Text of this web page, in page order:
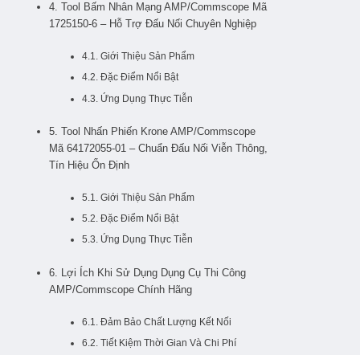
4. Tool Bấm Nhân Mạng AMP/Commscope Mã
1725150-6 – Hỗ Trợ Đấu Nối Chuyên Nghiệp
4.1. Giới Thiệu Sản Phẩm
4.2. Đặc Điểm Nổi Bật
4.3. Ứng Dụng Thực Tiễn
5. Tool Nhấn Phiến Krone AMP/Commscope
Mã 64172055-01 – Chuẩn Đấu Nối Viễn Thông,
Tín Hiệu Ổn Định
5.1. Giới Thiệu Sản Phẩm
5.2. Đặc Điểm Nổi Bật
5.3. Ứng Dụng Thực Tiễn
6. Lợi Ích Khi Sử Dụng Dụng Cụ Thi Công
AMP/Commscope Chính Hãng
6.1. Đảm Bảo Chất Lượng Kết Nối
6.2. Tiết Kiệm Thời Gian Và Chi Phí